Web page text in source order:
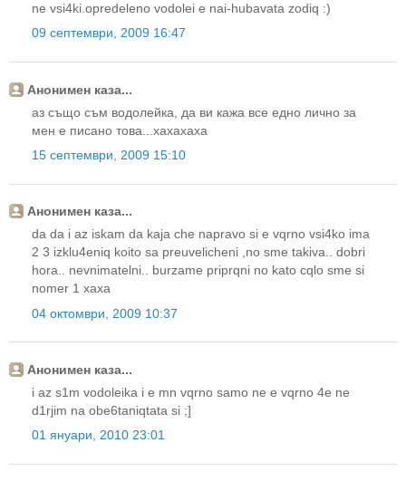
ne vsi4ki.opredeleno vodolei e nai-hubavata zodiq :)
09 септември, 2009 16:47
Анонимен каза...
аз също съм водолейка, да ви кажа все едно лично за
мен е писано това...хахахаха
15 септември, 2009 15:10
Анонимен каза...
da da i az iskam da kaja che napravo si e vqrno vsi4ko ima
2 3 izklu4eniq koito sa preuvelicheni ,no sme takiva.. dobri
hora.. nevnimatelni.. burzame priprqni no kato cqlo sme si
nomer 1 xaxa
04 октомври, 2009 10:37
Анонимен каза...
i az s1m vodoleika i e mn vqrno samo ne e vqrno 4e ne
d1rjim na obe6taniqtata si ;]
01 януари, 2010 23:01